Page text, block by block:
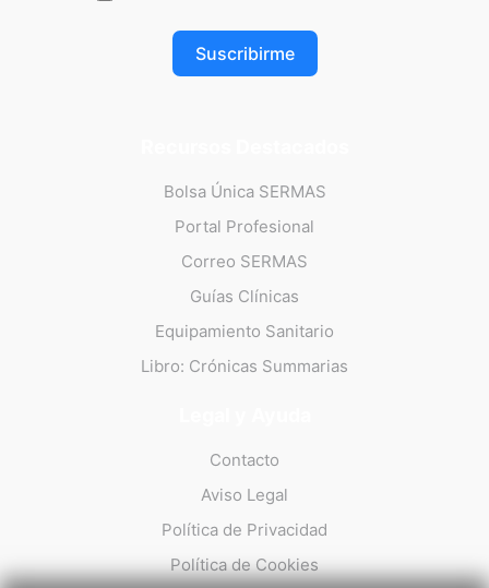
Suscribirme
Bolsa Única SERMAS
Portal Profesional
Correo SERMAS
Guías Clínicas
Equipamiento Sanitario
Libro: Crónicas Summarias
Contacto
Aviso Legal
Política de Privacidad
Política de Cookies